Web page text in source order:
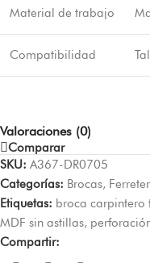
Material de trabajo
Compatibilidad
Valoraciones (0)
Comparar
SKU: A367-DR0705
Categorías: Brocas,
Etiquetas: broca carpintero
MDF sin astillas,
Compartir: